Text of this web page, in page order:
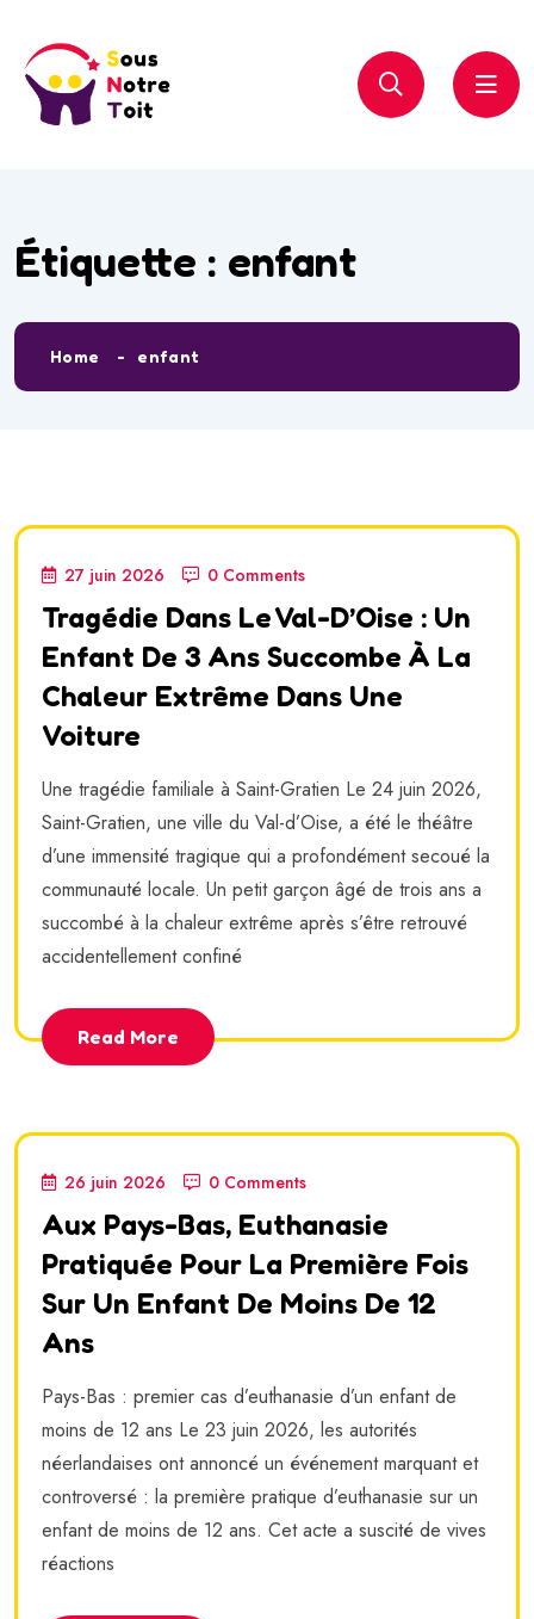
Étiquette : enfant
Home enfant
27 juin 2026 0 Comments
Tragédie Dans Le Val-D’Oise : Un
Enfant De 3 Ans Succombe À La
Chaleur Extrême Dans Une
Voiture
Une tragédie familiale à Saint-Gratien Le 24 juin 2026,
Saint-Gratien, une ville du Val-d’Oise, a été le théâtre
d’une immensité tragique qui a profondément secoué la
communauté locale. Un petit garçon âgé de trois ans a
succombé à la chaleur extrême après s’être retrouvé
accidentellement confiné
Read More
26 juin 2026 0 Comments
Aux Pays-Bas, Euthanasie
Pratiquée Pour La Première Fois
Sur Un Enfant De Moins De 12
Ans
Pays-Bas : premier cas d’euthanasie d’un enfant de
moins de 12 ans Le 23 juin 2026, les autorités
néerlandaises ont annoncé un événement marquant et
controversé : la première pratique d’euthanasie sur un
enfant de moins de 12 ans. Cet acte a suscité de vives
réactions